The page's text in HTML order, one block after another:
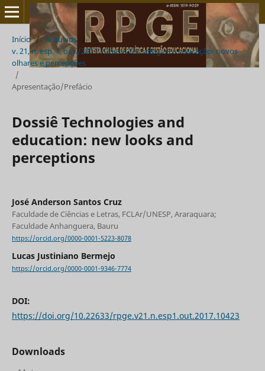
Início / Arquivos
/
v. 21, n. esp. 1, out./2017 - Dossiê Tecnologias e educação: novos
olhares e percepções
/
Apresentação/Prefácio
Dossiê Technologies and
education: new looks and
perceptions
José Anderson Santos Cruz
Faculdade de Ciências e Letras, FCLAr/UNESP, Araraquara;
Faculdade Anhanguera, Bauru
https://orcid.org/0000-0001-5223-8078
Lucas Justiniano Bermejo
https://orcid.org/0000-0001-9346-7774
DOI:
https://doi.org/10.22633/rpge.v21.n.esp1.out.2017.10423
Downloads